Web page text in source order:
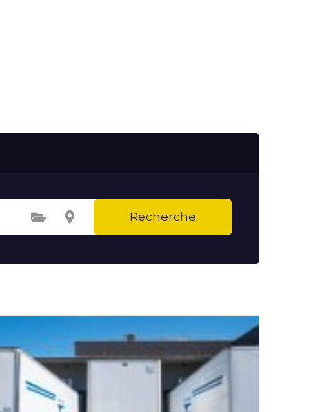
Sélectionnez une catégorie Sélectionnez le lieu Recherche